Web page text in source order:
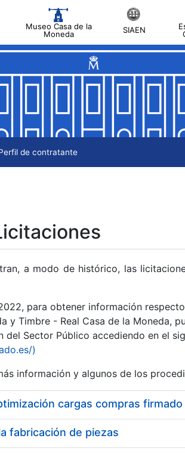
Museo Casa de la
Moneda
SIAEN
de contratante
a modo de histórico, las
para obtener información
y Timbre - Real Casa de la Moneda,
del Sector Público accediendo en el
)
información y algunos de los
cargas compras firmado
fabricación de piezas